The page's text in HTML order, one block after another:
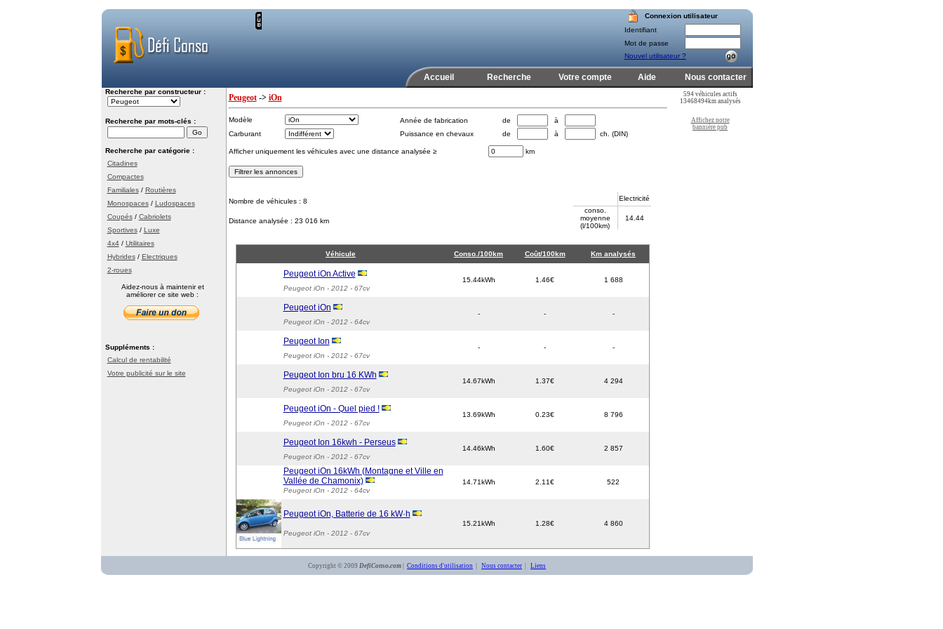
Connexion utilisateur
Identifiant
Mot de passe
Nouvel utilisateur ?
Accueil Recherche Votre compte Aide Nous contacter
Recherche par constructeur :
Recherche par mots-clés :
Recherche par catégorie :
Citadines
Compactes
Familiales/ Routières
Monospaces/ Ludospaces
Coupés/ Cabriolets
Sportives/ Luxe
4x4/ Utilitaires
Hybrides/ Electriques
2-roues
Aidez-nous à maintenir et
améliorer ce site web :
Suppléments :
Calcul de rentabilité
Votre publicité sur le site
Peugeot-> iOn
Modèle Année de fabrication de
à
Carburant
Puissance en chevaux de à ch. (DIN)
Afficher uniquement les véhicules avec une distance analysée ≥ km
Nombre de véhicules : 8
Electricité
conso.
moyenne
(l/100km)
14.44
Distance analysée : 23 016 km
Véhicule Conso./100km Coût/100km Km analysés
Peugeot iOn Active
15.44kWh 1.46€
1 688
Peugeot iOn - 2012 - 67cv
Peugeot iOn
- -
-
Peugeot iOn - 2012 - 64cv
Peugeot Ion
- -
-
Peugeot iOn - 2012 - 67cv
Peugeot Ion bru 16 KWh
14.67kWh 1.37€
4 294
Peugeot iOn - 2012 - 67cv
Peugeot iOn - Quel pied !
13.69kWh 0.23€
8 796
Peugeot iOn - 2012 - 67cv
Peugeot Ion 16kwh - Perseus
14.46kWh 1.60€
2 857
Peugeot iOn - 2012 - 67cv
Peugeot iOn 16kWh (Montagne et Ville en
Vallée de Chamonix)
14.71kWh 2.11€
522
Peugeot iOn - 2012 - 64cv
Peugeot iOn, Batterie de 16 kW·h
15.21kWh 1.28€
4 860
Peugeot iOn - 2012 - 67cv
594 véhicules actifs
13468494km analysés
Affichez notre
bannière pub
Copyright © 2009 DefiConso.com Conditions d'utilisation Nous contacter Liens